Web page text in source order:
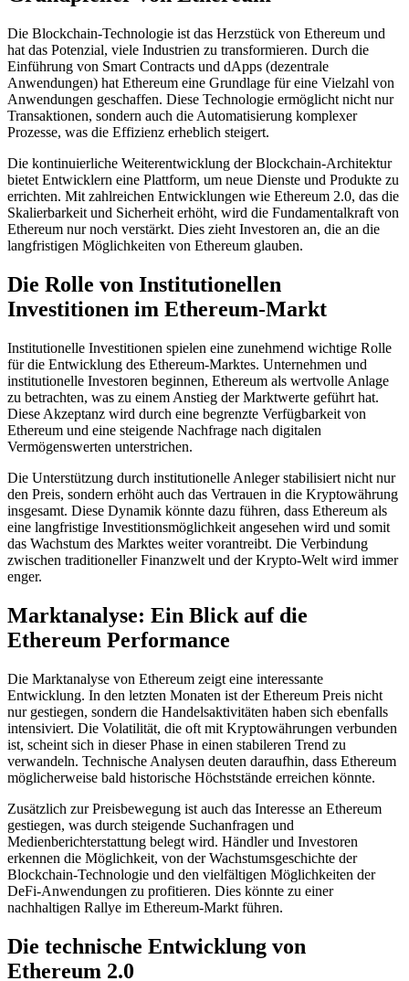
Die Blockchain-Technologie ist das Herzstück von Ethereum und
hat das Potenzial, viele Industrien zu transformieren. Durch die
Einführung von Smart Contracts und dApps (dezentrale
Anwendungen) hat Ethereum eine Grundlage für eine Vielzahl von
Anwendungen geschaffen. Diese Technologie ermöglicht nicht nur
Transaktionen, sondern auch die Automatisierung komplexer
Prozesse, was die Effizienz erheblich steigert.
Die kontinuierliche Weiterentwicklung der Blockchain-Architektur
bietet Entwicklern eine Plattform, um neue Dienste und Produkte zu
errichten. Mit zahlreichen Entwicklungen wie Ethereum 2.0, das die
Skalierbarkeit und Sicherheit erhöht, wird die Fundamentalkraft von
Ethereum nur noch verstärkt. Dies zieht Investoren an, die an die
langfristigen Möglichkeiten von Ethereum glauben.
Die Rolle von Institutionellen
Investitionen im Ethereum-Markt
Institutionelle Investitionen spielen eine zunehmend wichtige Rolle
für die Entwicklung des Ethereum-Marktes. Unternehmen und
institutionelle Investoren beginnen, Ethereum als wertvolle Anlage
zu betrachten, was zu einem Anstieg der Marktwerte geführt hat.
Diese Akzeptanz wird durch eine begrenzte Verfügbarkeit von
Ethereum und eine steigende Nachfrage nach digitalen
Vermögenswerten unterstrichen.
Die Unterstützung durch institutionelle Anleger stabilisiert nicht nur
den Preis, sondern erhöht auch das Vertrauen in die Kryptowährung
insgesamt. Diese Dynamik könnte dazu führen, dass Ethereum als
eine langfristige Investitionsmöglichkeit angesehen wird und somit
das Wachstum des Marktes weiter vorantreibt. Die Verbindung
zwischen traditioneller Finanzwelt und der Krypto-Welt wird immer
enger.
Marktanalyse: Ein Blick auf die
Ethereum Performance
Die Marktanalyse von Ethereum zeigt eine interessante
Entwicklung. In den letzten Monaten ist der Ethereum Preis nicht
nur gestiegen, sondern die Handelsaktivitäten haben sich ebenfalls
intensiviert. Die Volatilität, die oft mit Kryptowährungen verbunden
ist, scheint sich in dieser Phase in einen stabileren Trend zu
verwandeln. Technische Analysen deuten daraufhin, dass Ethereum
möglicherweise bald historische Höchststände erreichen könnte.
Zusätzlich zur Preisbewegung ist auch das Interesse an Ethereum
gestiegen, was durch steigende Suchanfragen und
Medienberichterstattung belegt wird. Händler und Investoren
erkennen die Möglichkeit, von der Wachstumsgeschichte der
Blockchain-Technologie und den vielfältigen Möglichkeiten der
DeFi-Anwendungen zu profitieren. Dies könnte zu einer
nachhaltigen Rallye im Ethereum-Markt führen.
Die technische Entwicklung von
Ethereum 2.0